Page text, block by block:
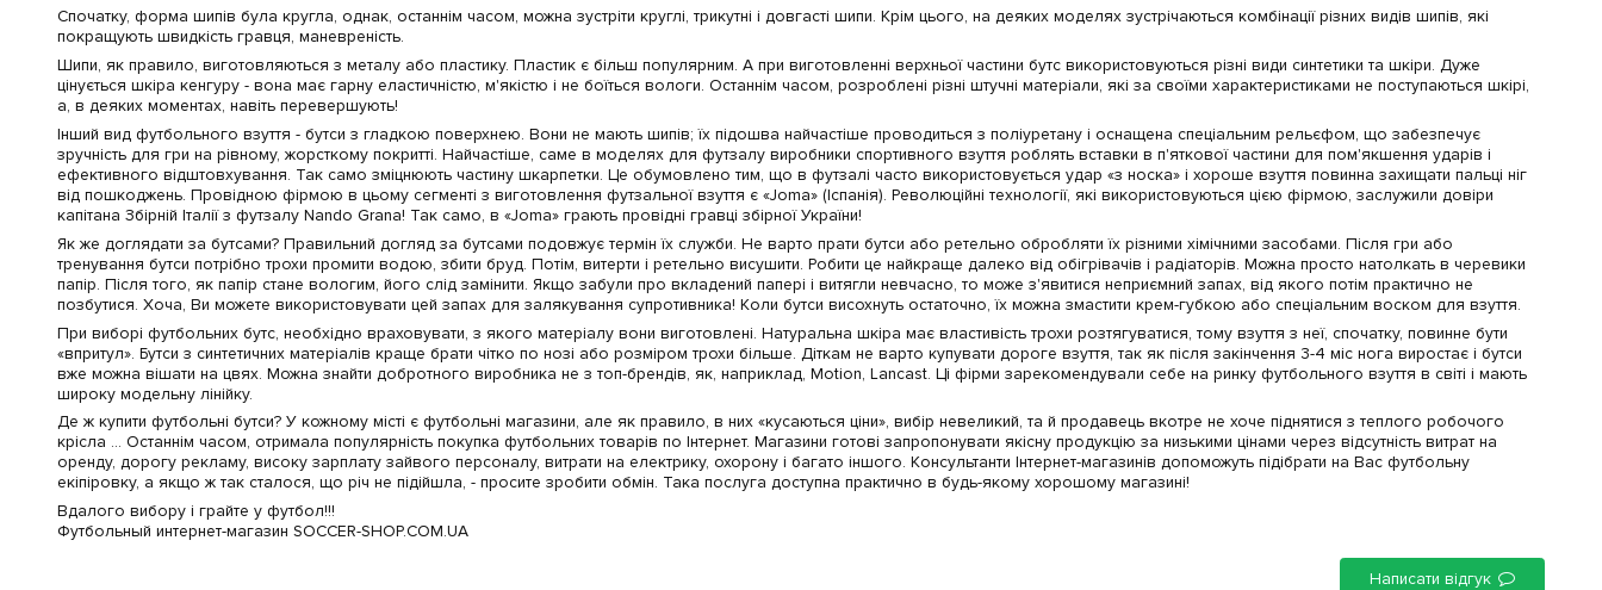
Спочатку, форма шипів була кругла, однак, останнім часом, можна зустріти круглі, трикутні і довгасті шипи. Крім цього, на деяких моделях зустрічаються комбінації різних видів шипів, які
покращують швидкість гравця, маневреність.
Шипи, як правило, виготовляються з металу або пластику. Пластик є більш популярним. А при виготовленні верхньої частини бутс використовуються різні види синтетики та шкіри. Дуже
цінується шкіра кенгуру - вона має гарну еластичністю, м'якістю і не боїться вологи. Останнім часом, розроблені різні штучні матеріали, які за своїми характеристиками не поступаються шкірі,
а, в деяких моментах, навіть перевершують!
Інший вид футбольного взуття - бутси з гладкою поверхнею. Вони не мають шипів; їх підошва найчастіше проводиться з поліуретану і оснащена спеціальним рельєфом, що забезпечує
зручність для гри на рівному, жорсткому покритті. Найчастіше, саме в моделях для футзалу виробники спортивного взуття роблять вставки в п'яткової частини для пом'якшення ударів і
ефективного відштовхування. Так само зміцнюють частину шкарпетки. Це обумовлено тим, що в футзалі часто використовується удар «з носка» і хороше взуття повинна захищати пальці ніг
від пошкоджень. Провідною фірмою в цьому сегменті з виготовлення футзальної взуття є «Joma» (Іспанія). Революційні технології, які використовуються цією фірмою, заслужили довіри
капітана Збірній Італії з футзалу Nando Grana! Так само, в «Joma» грають провідні гравці збірної України!
Як же доглядати за бутсами? Правильний догляд за бутсами подовжує термін їх служби. Не варто прати бутси або ретельно обробляти їх різними хімічними засобами. Після гри або
тренування бутси потрібно трохи промити водою, збити бруд. Потім, витерти і ретельно висушити. Робити це найкраще далеко від обігрівачів і радіаторів. Можна просто натолкать в черевики
папір. Після того, як папір стане вологим, його слід замінити. Якщо забули про вкладений папері і витягли невчасно, то може з'явитися неприємний запах, від якого потім практично не
позбутися. Хоча, Ви можете використовувати цей запах для залякування супротивника! Коли бутси висохнуть остаточно, їх можна змастити крем-губкою або спеціальним воском для взуття.
При виборі футбольних бутс, необхідно враховувати, з якого матеріалу вони виготовлені. Натуральна шкіра має властивість трохи розтягуватися, тому взуття з неї, спочатку, повинне бути
«впритул». Бутси з синтетичних матеріалів краще брати чітко по нозі або розміром трохи більше. Діткам не варто купувати дороге взуття, так як після закінчення 3-4 міс нога виростає і бутси
вже можна вішати на цвях. Можна знайти добротного виробника не з топ-брендів, як, наприклад, Motion, Lancast. Ці фірми зарекомендували себе на ринку футбольного взуття в світі і мають
широку модельну лінійку.
Де ж купити футбольні бутси? У кожному місті є футбольні магазини, але як правило, в них «кусаються ціни», вибір невеликий, та й продавець вкотре не хоче піднятися з теплого робочого
крісла ... Останнім часом, отримала популярність покупка футбольних товарів по Інтернет. Магазини готові запропонувати якісну продукцію за низькими цінами через відсутність витрат на
оренду, дорогу рекламу, високу зарплату зайвого персоналу, витрати на електрику, охорону і багато іншого. Консультанти Інтернет-магазинів допоможуть підібрати на Вас футбольну
екіпіровку, а якщо ж так сталося, що річ не підійшла, - просите зробити обмін. Така послуга доступна практично в будь-якому хорошому магазині!
Вдалого вибору і грайте у футбол!!!
Футбольный интернет-магазин SOCCER-SHOP.COM.UA
Написати відгук